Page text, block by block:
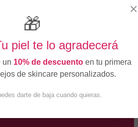
desactivados
desactivadosen Péptidos
✕
🎁
piel te lo agradecerá
un 10% de descuentoen tu primera
de skincare personalizados.
darte de baja cuando quieras.